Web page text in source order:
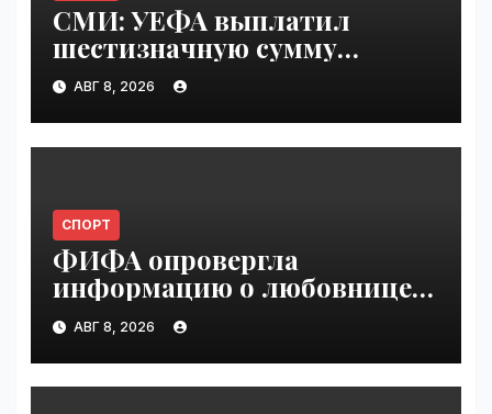
СМИ: УЕФА выплатил
шестизначную сумму
любовнице Инфантино |
VseTime.ru
АВГ 8, 2026
СПОРТ
ФИФА опровергла
информацию о любовнице
Инфантино | VseTime.ru
АВГ 8, 2026